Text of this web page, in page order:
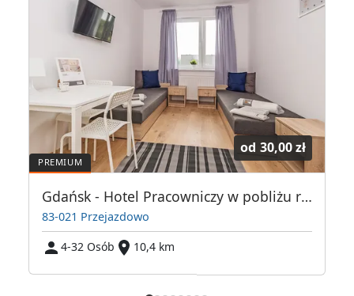
od 30,00 zł
Gdańsk - Hotel Pracowniczy w pobliżu rafinerii
83-021 Przejazdowo
4-32 Osób
10,4 km